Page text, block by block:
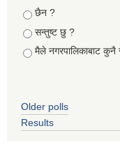
छैन ?
सन्तुष्ट छु ?
मैले नगरपालिकाबाट कुनै
Older polls
Results